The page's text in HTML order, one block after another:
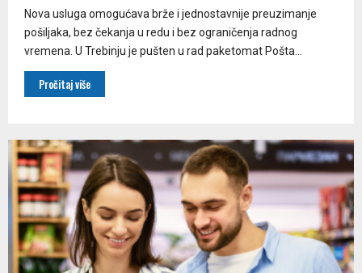
Nova usluga omogućava brže i jednostavnije preuzimanje
pošiljaka, bez čekanja u redu i bez ograničenja radnog
vremena. U Trebinju je pušten u rad paketomat Pošta...
Pročitaj više